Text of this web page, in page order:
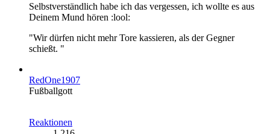
Selbstverständlich habe ich das vergessen, ich wollte es aus
Deinem Mund hören :lool:
"Wir dürfen nicht mehr Tore kassieren, als der Gegner
schießt. "
RedOne1907
Fußballgott
Reaktionen